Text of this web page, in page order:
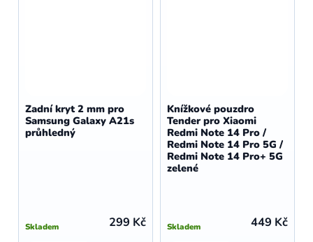
Zadní kryt 2 mm pro
Samsung Galaxy A21s
průhledný
Skladem 299 Kč
Knížkové pouzdro
Tender pro Xiaomi
Redmi Note 14 Pro /
Redmi Note 14 Pro 5G /
Redmi Note 14 Pro+ 5G
zelené
Skladem 449 Kč